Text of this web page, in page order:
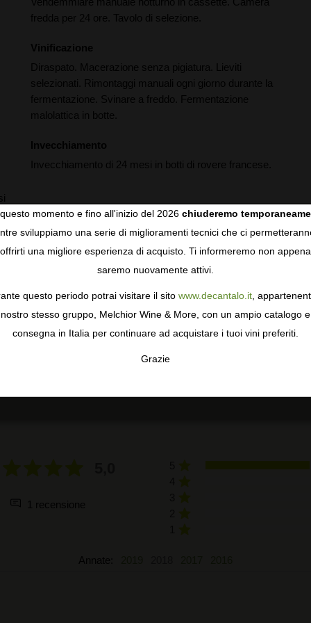
fredda per 24 ore. Tavolo di selezione.
Vinificazione
Diraspato. Macerazione senza pigiatura. Lieviti
selezionati. Rimontaggi manuali ogni giorno durante la
fermentazione. Svinare a freddo. Fermentazione
malolattica in botte.
Invecchiamento
Invecchiamento di 24 mesi in botti di rovere francese.
1 recensione
Annate:
COOKIES
come i cookie per personalizzare e mejorar la tua
sulla privacy
per saperne di più, o gestisci le tue
Consenso.
momento e fino all'inizio del 2026 chiuderemo
sviluppiamo una serie di miglioramenti tecnici che ci
offrirti una migliore esperienza di acquisto. Ti informeremo non appena
saremo nuovamente attivi.
questo periodo potrai visitare il sito www.decantalo.it,
nostro stesso gruppo, Melchior Wine & More, con un ampio catalogo e
consegna in Italia per continuare ad acquistare i tuoi vini preferiti.
Grazie